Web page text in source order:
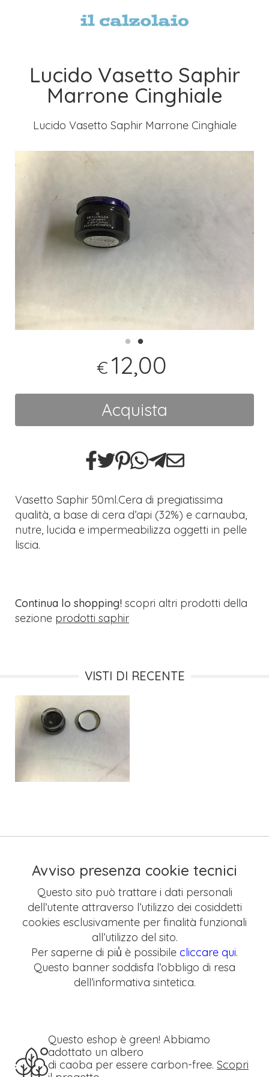
Lucido Vasetto Saphir
Marrone Cinghiale
Lucido Vasetto Saphir Marrone Cinghiale
€ 12,00
Acquista
Vasetto Saphir 50ml.Cera di pregiatissima
qualità, a base di cera d’api (32%) e carnauba,
nutre, lucida e impermeabilizza oggetti in pelle
liscia.
Continua lo shopping! scopri altri prodotti della
sezione prodotti saphir
VISTI DI RECENTE
Avviso presenza cookie tecnici
Questo sito può trattare i dati personali
dell’utente attraverso l’utilizzo dei cosiddetti
cookies esclusivamente per finalità funzionali
all’utilizzo del sito.
Per saperne di più̀ è possibile cliccare qui.
Questo banner soddisfa l’obbligo di resa
dell’informativa sintetica.
Questo eshop è green! Abbiamo
adottato un albero
di caoba per essere carbon-free. Scopri